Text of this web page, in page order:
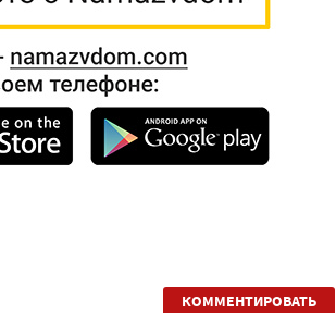
КОММЕНТИРОВАТЬ